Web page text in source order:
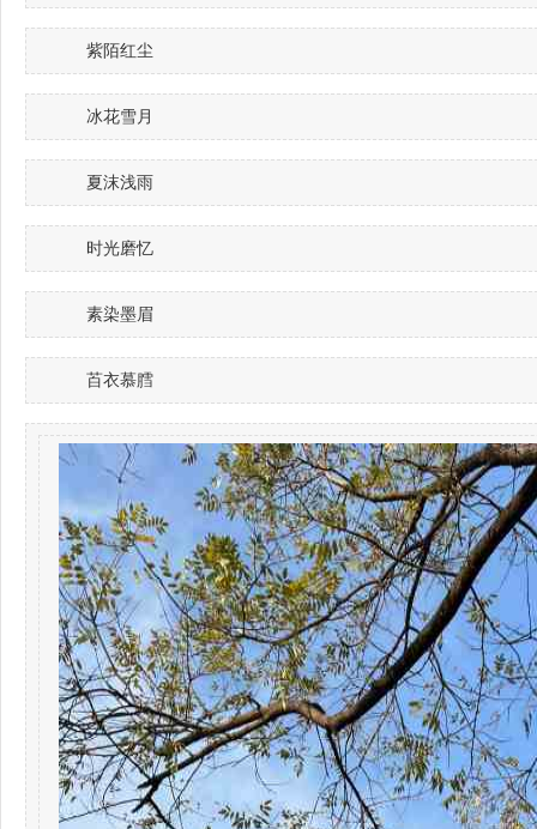
紫陌红尘
冰花雪月
夏沫浅雨
时光磨忆
素染墨眉
苩衣慕膤